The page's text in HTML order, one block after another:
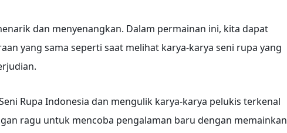
dan menyenangkan. Dalam permainan ini, kita dapat
yang sama seperti saat melihat karya-karya seni rupa yang
Rupa Indonesia dan mengulik karya-karya pelukis terkenal
ragu untuk mencoba pengalaman baru dengan memainkan